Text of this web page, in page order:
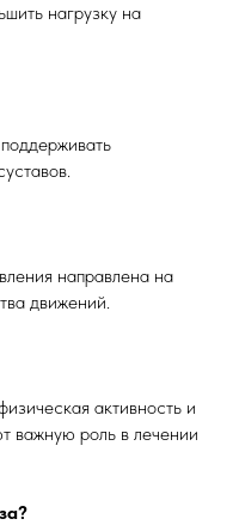
нагрузку на
направлена на
движений.
активность и
важную роль в лечении